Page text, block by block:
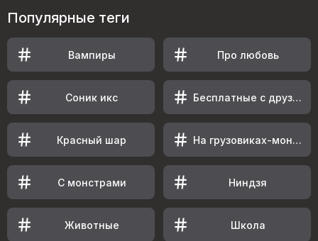
Популярные теги
Вампиры Про любовь
Соник икс Бесплатные с друзьями
Красный шар На грузовиках-монстрах
С монстрами Ниндзя
Животные Школа